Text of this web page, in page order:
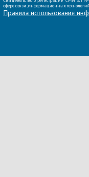
сфере связи, информационных
Правила использования